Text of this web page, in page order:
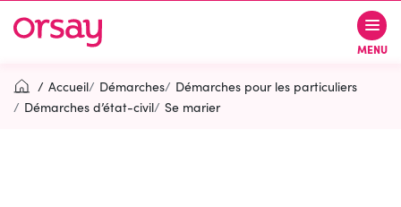
navigation
au
au
page
Ville d’Orsay MENU
Accueil Démarches
Démarches pour les particuliers
Démarches d’état-civil
Se marier